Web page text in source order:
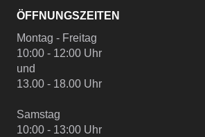
ÖFFNUNGSZEITEN
Montag - Freitag
10:00 - 12:00 Uhr
und
13.00 - 18.00 Uhr
Samstag
10:00 - 13:00 Uhr